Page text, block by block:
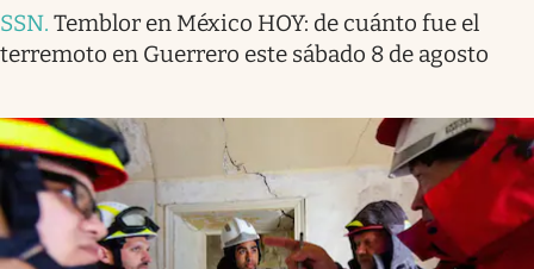
SSN. Temblor en México HOY: de cuánto fue el
terremoto en Guerrero este sábado 8 de agosto